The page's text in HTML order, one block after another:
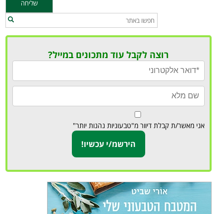
רוצה לקבל עוד מתכונים במייל?
אני מאשר/ת קבלת דיוור מ"טבעוניות נהנות יותר"